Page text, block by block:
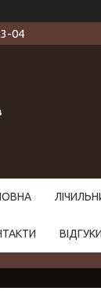
04
ВІДГУКИ